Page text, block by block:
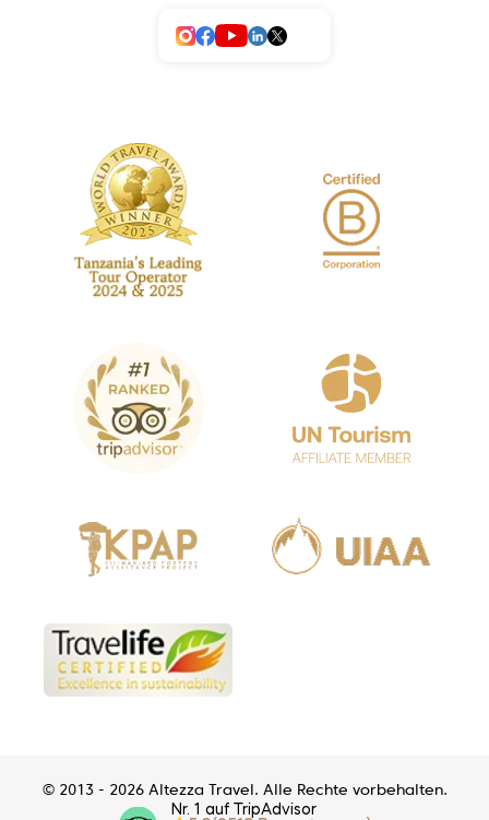
© 2013 - 2026 Altezza Travel. Alle Rechte vorbehalten.
Nr. 1 auf TripAdvisor